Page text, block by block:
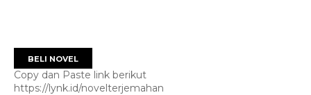
BELI NOVEL
Copy dan Paste link berikut
https://lynk.id/novelterjemahan